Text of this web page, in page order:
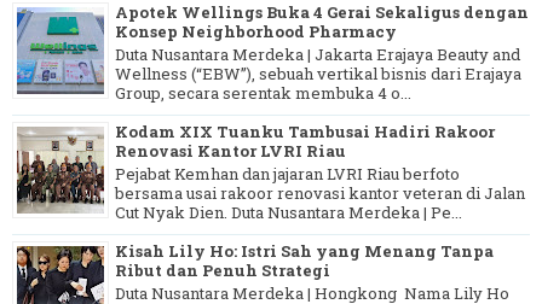
Apotek Wellings Buka 4 Gerai Sekaligus dengan
Konsep Neighborhood Pharmacy
Duta Nusantara Merdeka | Jakarta Erajaya Beauty and
Wellness (“EBW”), sebuah vertikal bisnis dari Erajaya
Group, secara serentak membuka 4 o...
Kodam XIX Tuanku Tambusai Hadiri Rakoor
Renovasi Kantor LVRI Riau
Pejabat Kemhan dan jajaran LVRI Riau berfoto
bersama usai rakoor renovasi kantor veteran di Jalan
Cut Nyak Dien. Duta Nusantara Merdeka | Pe...
Kisah Lily Ho: Istri Sah yang Menang Tanpa
Ribut dan Penuh Strategi
Duta Nusantara Merdeka | Hongkong Nama Lily Ho